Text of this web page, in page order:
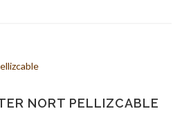
NORT PELLIZCABLE